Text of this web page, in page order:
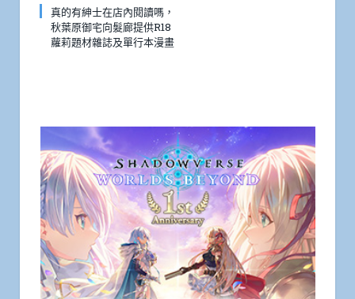
真的有紳士在店內閱讀嗎，
秋葉原御宅向髮廊提供R18
蘿莉題材雜誌及單行本漫畫